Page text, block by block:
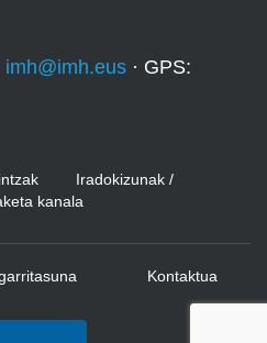
imh@imh.eus · GPS:
Iradokizunak /
kanala
Kontaktua